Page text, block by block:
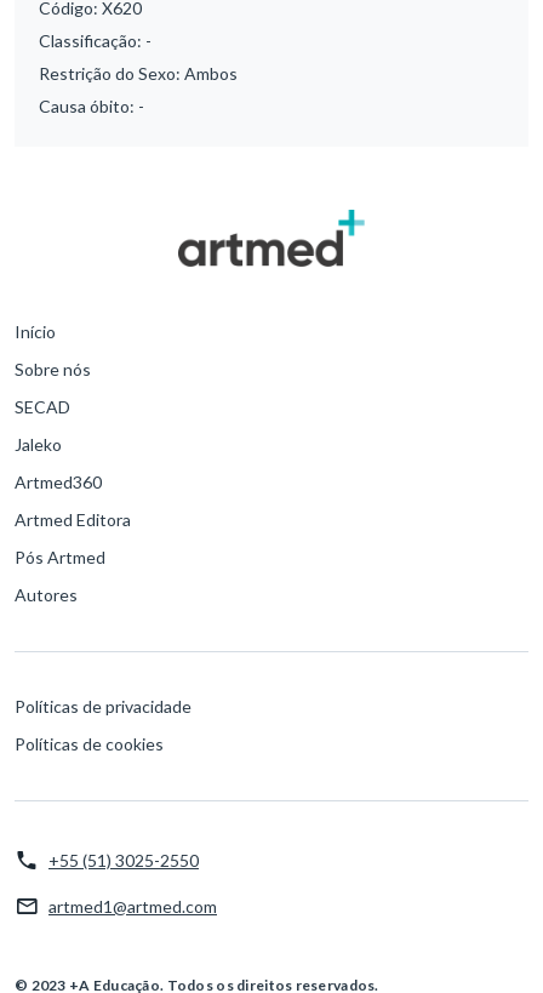
Código: X620
Classificação: -
Restrição do Sexo: Ambos
Causa óbito: -
Início
Sobre nós
SECAD
Jaleko
Artmed360
Artmed Editora
Pós Artmed
Autores
Políticas de privacidade
Políticas de cookies
+55 (51) 3025-2550
artmed1@artmed.com
© 2023 +A Educação. Todos os direitos reservados.